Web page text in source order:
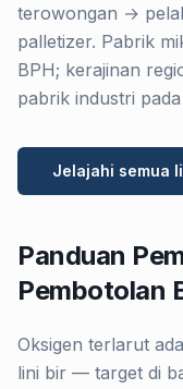
terowongan →
palletizer. Pabrik
BPH; kerajinan
pabrik industri
Jelajahi semua
Panduan
Pembotolan
Oksigen terlarut
lini bir — target di